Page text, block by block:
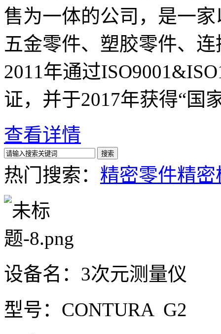
售为一体的公司，是一
五金零件、塑胶零件、
2011年通过
证，并于2017年获得“国
查看详情
热门搜索： 精密零件精密
设备名：3次元测量仪
型号：CONTURA G2